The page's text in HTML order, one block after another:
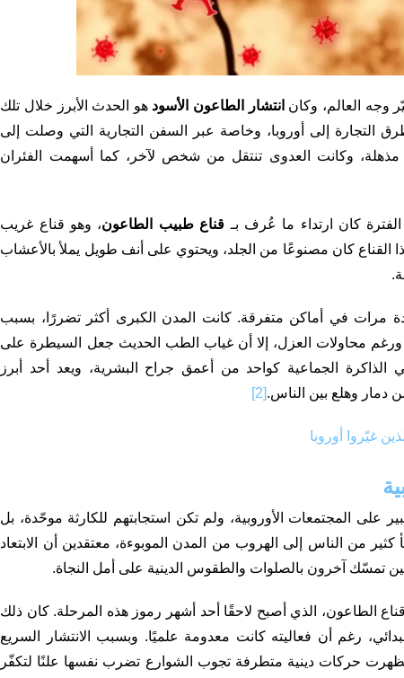
وجه العالم، وكان انتشار الطاعون الأسود هو الحدث الأبرز خلال تلك
التجارة إلى أوروبا، وخاصة عبر السفن التجارية التي وصلت إلى
مذهلة، وكانت العدوى تنتقل من شخص لآخر، كما أسهمت الفئران
كان ارتداء ما عُرف بـ قناع طبيب الطاعون، وهو قناع غريب
القناع كان مصنوعًا من الجلد، ويحتوي على أنف طويل يملأ بالأعشاب
مرات في أماكن متفرقة. كانت المدن الكبرى أكثر تضررًا، بسبب
ورغم محاولات العزل، إلا أن غياب الطب الحديث جعل السيطرة على
الجماعية كواحد من أعمق جراح البشرية، ويعد أحد أبرز
دمار وهلع بين الناس.[2]
غيّروا أوروبا
على المجتمعات الأوروبية، ولم تكن استجابتهم للكارثة موحّدة، بل
كثير من الناس إلى الهروب من المدن الموبوءة، معتقدين أن الابتعاد
تمسّك آخرون بالصلوات والطقوس الدينية على أمل النجاة.
الطاعون، الذي أصبح لاحقًا أحد أشهر رموز هذه المرحلة. كان ذلك
رغم أن فعاليته كانت معدومة علميًا. وبسبب الانتشار السريع
حركات دينية متطرفة تجوب الشوارع تضرب نفسها علنًا لتكفّر